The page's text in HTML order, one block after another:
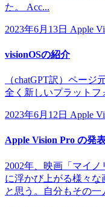
た。 Acc...
2023年6月13日 Apple
visionOSの紹介
（chatGPT訳）ページ
全く新しいプラットフ
2023年6月12日 Apple
Apple Vision Pro の発
2002年、映画「マイ
に浮かび上がる様々
と思う。自分もその一